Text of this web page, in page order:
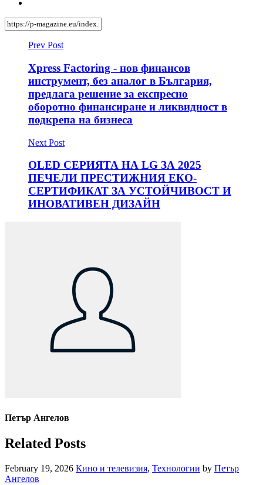
Prev Post
Xpress Factoring - нов финансов
инструмент, без аналог в България,
предлага решение за експресно
оборотно финансиране и ликвидност в
подкрепа на бизнеса
Next Post
OLED СЕРИЯТА НА LG ЗА 2025
ПЕЧЕЛИ ПРЕСТИЖНИЯ ЕКО-
СЕРТИФИКАТ ЗА УСТОЙЧИВОСТ И
ИНОВАТИВЕН ДИЗАЙН
Петър Ангелов
Related Posts
February 19, 2026 Кино и телевизия, Технологии by Петър
Ангелов